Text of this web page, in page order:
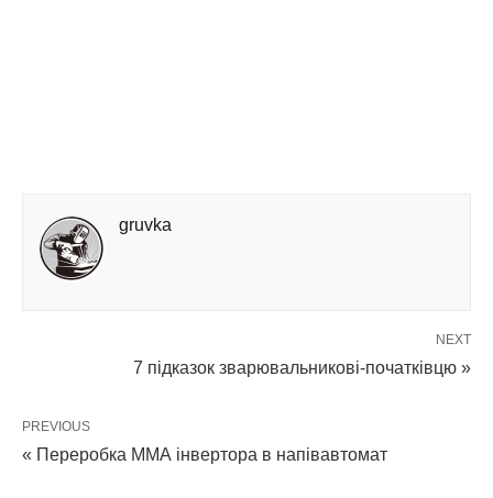
gruvka
NEXT
7 підказок зварювальникові-початківцю »
PREVIOUS
« Переробка ММА інвертора в напівавтомат